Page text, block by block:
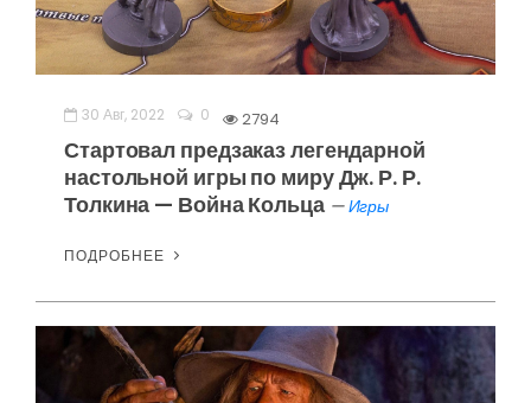
30 Авг, 2022 0 2794
Стартовал предзаказ легендарной
настольной игры по миру Дж. Р. Р.
Толкина — Война Кольца —Игры
ПОДРОБНЕЕ